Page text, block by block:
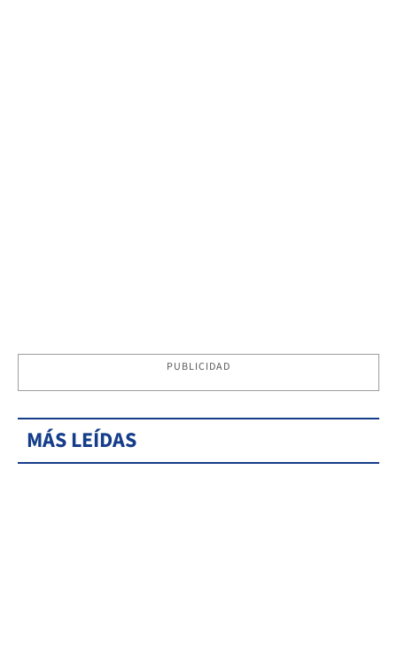
PUBLICIDAD
MÁS LEÍDAS